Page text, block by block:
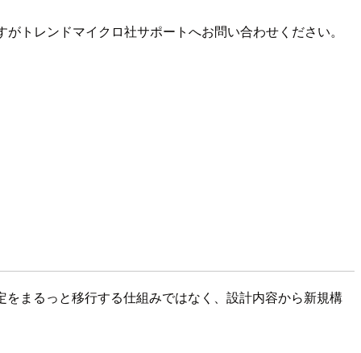
トレンドマイクロ社サポートへお問い合わせください。
まるっと移行する仕組みではなく、設計内容から新規構